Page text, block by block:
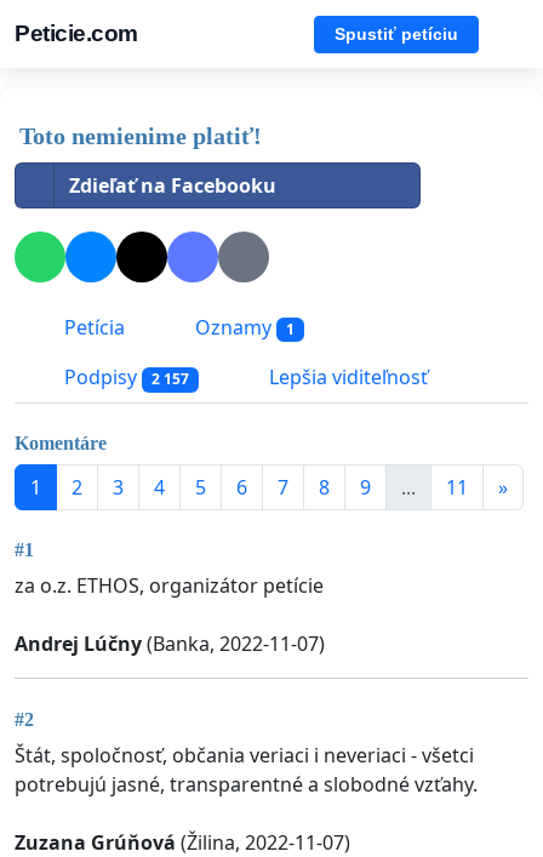
Peticie.com Spustiť petíciu
Toto nemienime platiť!
Zdieľať na Facebooku
Petícia Oznamy 1
Podpisy 2 157 Lepšia viditeľnosť
Komentáre
1 2 3 4 5 6 7 8 9 ... 11 »
#1
za o.z. ETHOS, organizátor petície
Andrej Lúčny(Banka, 2022-11-07)
#2
Štát, spoločnosť, občania veriaci i neveriaci - všetci
potrebujú jasné, transparentné a slobodné vzťahy.
Zuzana Grúňová (Žilina, 2022-11-07)